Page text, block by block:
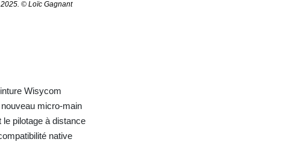
© Loïc Gagnant
Wisycom
micro-main
le pilotage à distance
native